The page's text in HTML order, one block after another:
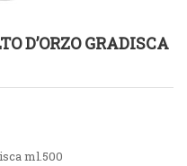
D’ORZO GRADISCA
ml.500